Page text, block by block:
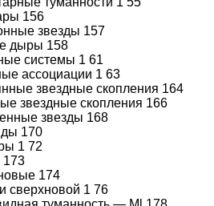
156
звезды 157
дыры 158
системы 1 61
ассоциации 1 63
звездные скопления 164
звездные скопления 166
звезды 168
170
1 72
174
сверхновой 1 76